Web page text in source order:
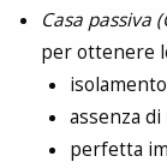
Casa passiva
per ottenere
assenza
perfetta